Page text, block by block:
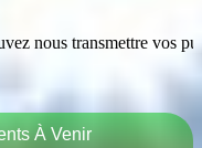
vos publications en
À Venir